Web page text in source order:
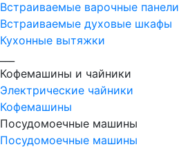
Встраиваемые варочные панели
Встраиваемые духовые шкафы
Кухонные вытяжки
Кофемашины и чайники
Электрические чайники
Кофемашины
Посудомоечные машины
Посудомоечные машины